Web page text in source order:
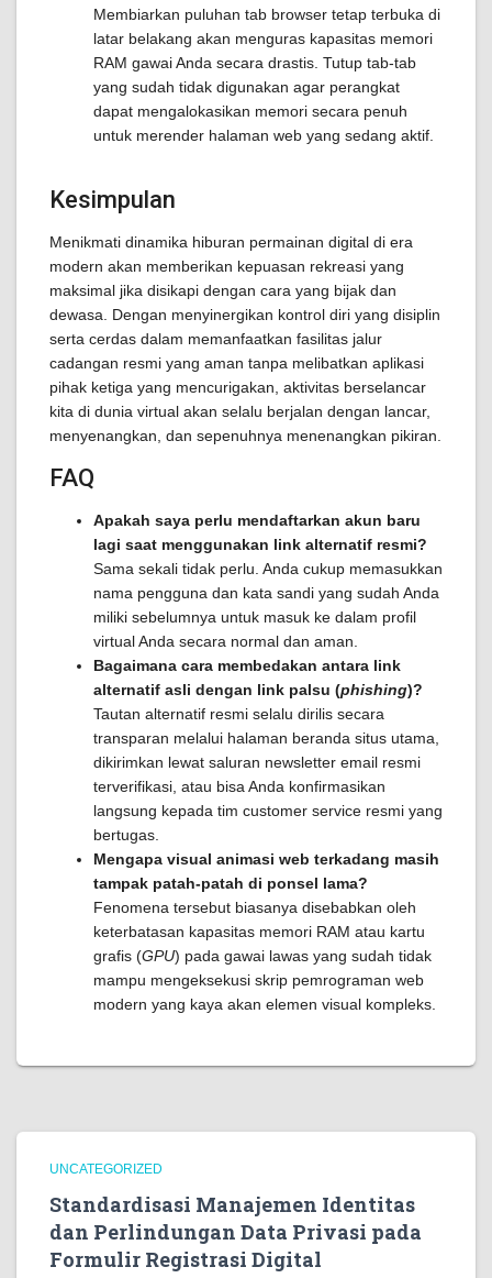
Membiarkan puluhan tab browser tetap terbuka di
latar belakang akan menguras kapasitas memori
RAM gawai Anda secara drastis. Tutup tab-tab
yang sudah tidak digunakan agar perangkat
dapat mengalokasikan memori secara penuh
untuk merender halaman web yang sedang aktif.
Kesimpulan
Menikmati dinamika hiburan permainan digital di era
modern akan memberikan kepuasan rekreasi yang
maksimal jika disikapi dengan cara yang bijak dan
dewasa. Dengan menyinergikan kontrol diri yang disiplin
serta cerdas dalam memanfaatkan fasilitas jalur
cadangan resmi yang aman tanpa melibatkan aplikasi
pihak ketiga yang mencurigakan, aktivitas berselancar
kita di dunia virtual akan selalu berjalan dengan lancar,
menyenangkan, dan sepenuhnya menenangkan pikiran.
FAQ
Apakah saya perlu mendaftarkan akun baru
lagi saat menggunakan link alternatif resmi?
Sama sekali tidak perlu. Anda cukup memasukkan
nama pengguna dan kata sandi yang sudah Anda
miliki sebelumnya untuk masuk ke dalam profil
virtual Anda secara normal dan aman.
Bagaimana cara membedakan antara link
alternatif asli dengan link palsu (phishing)?
Tautan alternatif resmi selalu dirilis secara
transparan melalui halaman beranda situs utama,
dikirimkan lewat saluran newsletter email resmi
terverifikasi, atau bisa Anda konfirmasikan
langsung kepada tim customer service resmi yang
bertugas.
Mengapa visual animasi web terkadang masih
tampak patah-patah di ponsel lama?
Fenomena tersebut biasanya disebabkan oleh
keterbatasan kapasitas memori RAM atau kartu
grafis (GPU) pada gawai lawas yang sudah tidak
mampu mengeksekusi skrip pemrograman web
modern yang kaya akan elemen visual kompleks.
UNCATEGORIZED
Standardisasi Manajemen Identitas
dan Perlindungan Data Privasi pada
Formulir Registrasi Digital